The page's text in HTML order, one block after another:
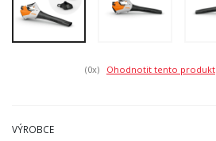
(0x) Ohodnotit tento produkt
VÝROBCE